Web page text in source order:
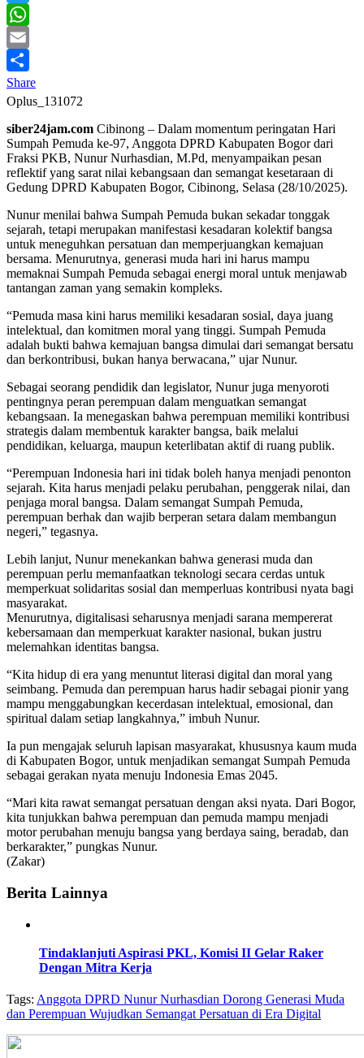
Twitter
WhatsApp
Email
Share
Oplus_131072
siber24jam.com Cibinong – Dalam momentum peringatan Hari
Sumpah Pemuda ke-97, Anggota DPRD Kabupaten Bogor dari
Fraksi PKB, Nunur Nurhasdian, M.Pd, menyampaikan pesan
reflektif yang sarat nilai kebangsaan dan semangat kesetaraan di
Gedung DPRD Kabupaten Bogor, Cibinong, Selasa (28/10/2025).
Nunur menilai bahwa Sumpah Pemuda bukan sekadar tonggak
sejarah, tetapi merupakan manifestasi kesadaran kolektif bangsa
untuk meneguhkan persatuan dan memperjuangkan kemajuan
bersama. Menurutnya, generasi muda hari ini harus mampu
memaknai Sumpah Pemuda sebagai energi moral untuk menjawab
tantangan zaman yang semakin kompleks.
“Pemuda masa kini harus memiliki kesadaran sosial, daya juang
intelektual, dan komitmen moral yang tinggi. Sumpah Pemuda
adalah bukti bahwa kemajuan bangsa dimulai dari semangat bersatu
dan berkontribusi, bukan hanya berwacana,” ujar Nunur.
Sebagai seorang pendidik dan legislator, Nunur juga menyoroti
pentingnya peran perempuan dalam menguatkan semangat
kebangsaan. Ia menegaskan bahwa perempuan memiliki kontribusi
strategis dalam membentuk karakter bangsa, baik melalui
pendidikan, keluarga, maupun keterlibatan aktif di ruang publik.
“Perempuan Indonesia hari ini tidak boleh hanya menjadi penonton
sejarah. Kita harus menjadi pelaku perubahan, penggerak nilai, dan
penjaga moral bangsa. Dalam semangat Sumpah Pemuda,
perempuan berhak dan wajib berperan setara dalam membangun
negeri,” tegasnya.
Lebih lanjut, Nunur menekankan bahwa generasi muda dan
perempuan perlu memanfaatkan teknologi secara cerdas untuk
memperkuat solidaritas sosial dan memperluas kontribusi nyata bagi
masyarakat.
Menurutnya, digitalisasi seharusnya menjadi sarana mempererat
kebersamaan dan memperkuat karakter nasional, bukan justru
melemahkan identitas bangsa.
“Kita hidup di era yang menuntut literasi digital dan moral yang
seimbang. Pemuda dan perempuan harus hadir sebagai pionir yang
mampu menggabungkan kecerdasan intelektual, emosional, dan
spiritual dalam setiap langkahnya,” imbuh Nunur.
Ia pun mengajak seluruh lapisan masyarakat, khususnya kaum muda
di Kabupaten Bogor, untuk menjadikan semangat Sumpah Pemuda
sebagai gerakan nyata menuju Indonesia Emas 2045.
“Mari kita rawat semangat persatuan dengan aksi nyata. Dari Bogor,
kita tunjukkan bahwa perempuan dan pemuda mampu menjadi
motor perubahan menuju bangsa yang berdaya saing, beradab, dan
berkarakter,” pungkas Nunur.
(Zakar)
Berita Lainnya
Tindaklanjuti Aspirasi PKL, Komisi II Gelar Raker
Dengan Mitra Kerja
Tags: Anggota DPRD Nunur Nurhasdian Dorong Generasi Muda
dan Perempuan Wujudkan Semangat Persatuan di Era Digital